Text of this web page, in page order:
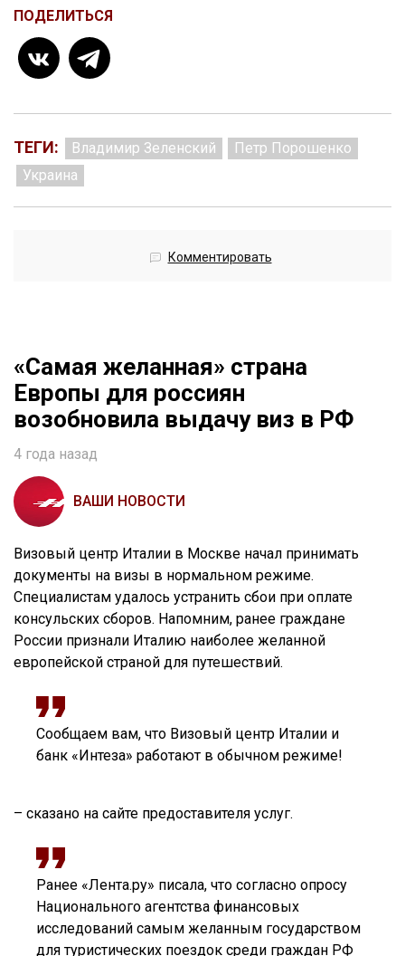
ПОДЕЛИТЬСЯ
ТЕГИ: Владимир Зеленский
Петр Порошенко
Украина
Комментировать
«Самая желанная» страна
Европы для россиян
возобновила выдачу виз в РФ
4 года назад
ВАШИ НОВОСТИ
Визовый центр Италии в Москве начал принимать
документы на визы в нормальном режиме.
Специалистам удалось устранить сбои при оплате
консульских сборов. Напомним, ранее граждане
России признали Италию наиболее желанной
европейской страной для путешествий.
Сообщаем вам, что Визовый центр Италии и
банк «Интеза» работают в обычном режиме!
– сказано на сайте предоставителя услуг.
Ранее «Лента.ру» писала, что согласно опросу
Национального агентства финансовых
исследований самым желанным государством
для туристических поездок среди граждан РФ